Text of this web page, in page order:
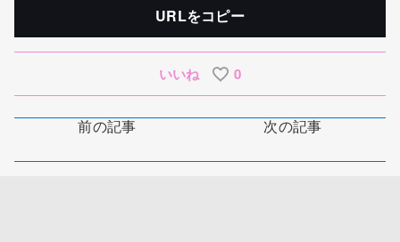
URLをコピー
いいね 0
前の記事 次の記事